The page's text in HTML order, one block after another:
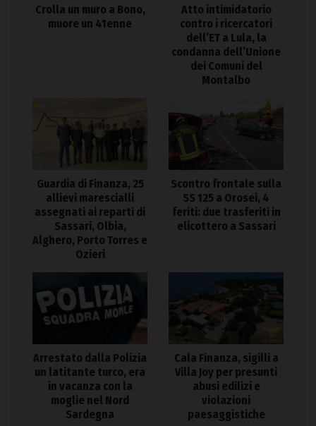
Crolla un muro a Bono,
muore un 41enne
Atto intimidatorio
contro i ricercatori
dell’ET a Lula, la
condanna dell’Unione
dei Comuni del
Montalbo
Guardia di Finanza, 25
allievi marescialli
assegnati ai reparti di
Sassari, Olbia,
Alghero, Porto Torres e
Ozieri
Scontro frontale sulla
SS 125 a Orosei, 4
feriti: due trasferiti in
elicottero a Sassari
Arrestato dalla Polizia
un latitante turco, era
in vacanza con la
moglie nel Nord
Sardegna
Cala Finanza, sigilli a
Villa Joy per presunti
abusi edilizi e
violazioni
paesaggistiche